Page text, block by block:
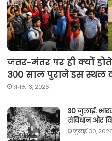
जंतर-मंतर पर ही क्यों
300 साल पुराने इस स्थल
अगस्त 3, 2026
30 जुलाई:
संविधान और
जुलाई 30, 2026